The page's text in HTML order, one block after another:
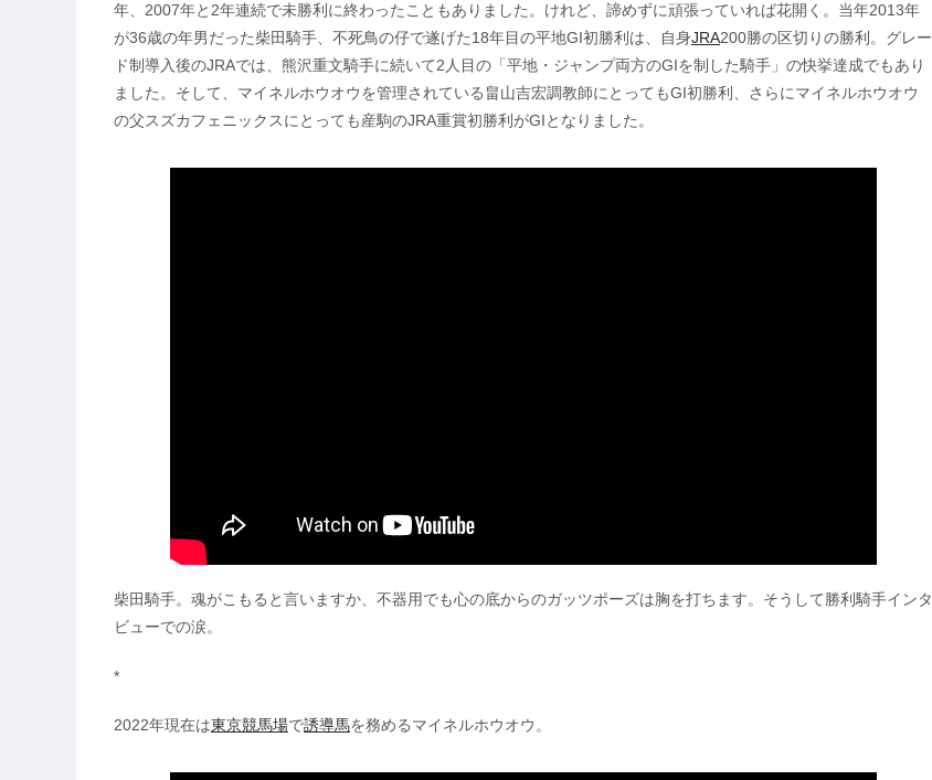
年、2007年と2年連続で未勝利に終わったこともありました。けれど、諦めずに頑張っていれば花開く。当年2013年
が36歳の年男だった柴田騎手、不死鳥の仔で遂げた18年目の平地GI初勝利は、自身JRA200勝の区切りの勝利。グレー
ド制導入後のJRAでは、熊沢重文騎手に続いて2人目の「平地・ジャンプ両方のGIを制した騎手」の快挙達成でもあり
ました。そして、マイネルホウオウを管理されている畠山吉宏調教師にとってもGI初勝利、さらにマイネルホウオウ
の父スズカフェニックスにとっても産駒のJRA重賞初勝利がGIとなりました。
柴田騎手。魂がこもると言いますか、不器用でも心の底からのガッツポーズは胸を打ちます。そうして勝利騎手インタ
ビューでの涙。
*
2022年現在は東京競馬場で誘導馬を務めるマイネルホウオウ。